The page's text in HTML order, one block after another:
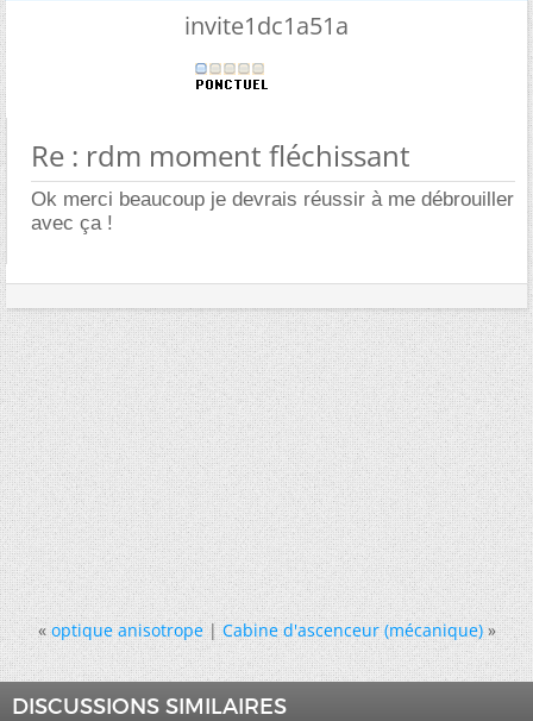
invite1dc1a51a
Re : rdm moment fléchissant
Ok merci beaucoup je devrais réussir à me débrouiller
avec ça !
« optique anisotrope|Cabine d'ascenceur (mécanique) »
DISCUSSIONS SIMILAIRES